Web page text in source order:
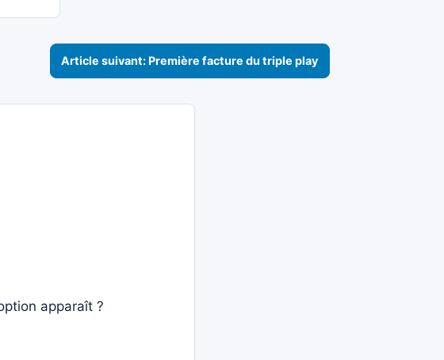
Article suivant: Première facture du triple play
apparaît ?